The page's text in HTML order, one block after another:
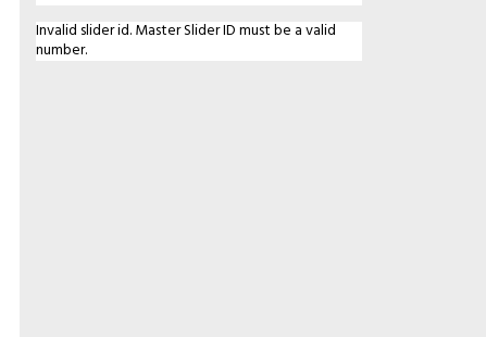
Invalid slider id. Master Slider ID must be a valid
number.